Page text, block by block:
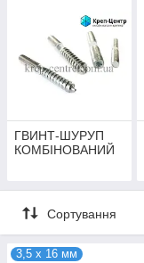
ГВИНТ-ШУРУП
КОМБІНОВАНИЙ
Сортування
3,5 х 16 мм